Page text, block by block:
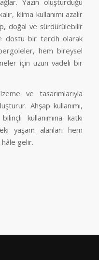
klima kullanımı azalır
doğal ve sürdürülebilir
dostu bir tercih olarak
hem bireysel
için uzun vadeli bir
ve tasarımlarıyla
Ahşap kullanımı,
kullanımına katkı
yaşam alanları hem
gelir.